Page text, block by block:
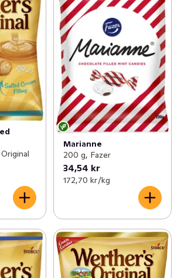
Marianne
200 g, Fazer
34,54 kr
172,70 kr /kg